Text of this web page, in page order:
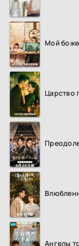
Мой
Царство
Ангелы